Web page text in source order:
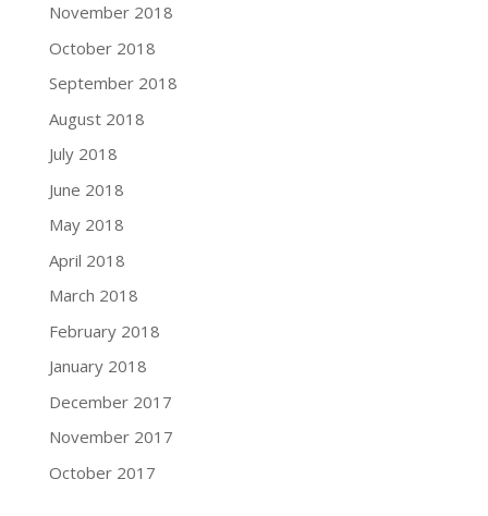
November 2018
October 2018
September 2018
August 2018
July 2018
June 2018
May 2018
April 2018
March 2018
February 2018
January 2018
December 2017
November 2017
October 2017